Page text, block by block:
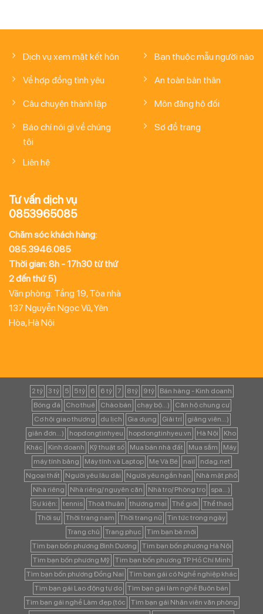
Dịch vụ xem mặt kết hôn
Về hợp đồng tình yêu
Câu chuyện thành lập
Báo chí nói gì về chúng
tôi
Liên hệ
Bạn thuộc mẫu người nào
An toàn bản thân
Môn đăng hộ đối
Sơ đồ trang
Tư vấn dịch vụ
0853965085
Chăm sóc khách hàng:
085.3946.085
Thời gian: 8h - 17h30 từ thứ
2 đến thứ 5)
Văn phòng: Tầng 19, Tòa nhà
137 Nguyễn Ngọc Vũ, Yên
Hòa, Hà Nội
2 tỷ 3 tỷ 5 5 tỷ 6 6 tỷ 7 8 tỷ 9 tỷ
Bán hàng - Kinh doanh
Bóng đá
Cho thuê Chào bán chạy bộ...)
Căn hộ chung cư
Cơ hội giao thương
du lịch Gia dụng Giải trí
giảng viên...)
giản đơn...)
hopdongtinhyeu hopdongtinhyeu.vn Hà Nội
Kho
Khác
Kinh doanh Kỹ thuật số Mua bán nhà đất Mua sắm
Máy
máy tính bảng
Máy tính và Laptop Mẹ Và Bé nail
ndag.net
Ngoại thất
Người yêu lâu dài Người yêu ngắn hạn
Nhà mặt phố
Nhà riêng
Nhà riêng/ nguyên căn Nhà trọ/ Phòng trọ
spa...)
Sự kiện:
tennis Thoả thuận thương mại Thế giới
Thể thao
Thời sự
Thời trang nam Thời trang nữ
Tin tức trong ngày
Trang chủ
Trang phục
Tìm bạn bè mới
Tìm bạn bốn phương Bình Dương
Tìm bạn bốn phương Hà Nội
Tìm bạn bốn phương Mỹ
Tìm bạn bốn phương TP Hồ Chí Minh
Tìm bạn bốn phương Đồng Nai
Tìm bạn gái có Nghề nghiệp khác
Tìm bạn gái Lao động tự do
Tìm bạn gái làm nghề Buôn bán
Tìm bạn gái nghề Làm đẹp (tóc
Tìm bạn gái Nhân viên văn phòng